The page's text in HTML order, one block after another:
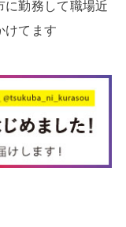
に勤務して職場近
けてます